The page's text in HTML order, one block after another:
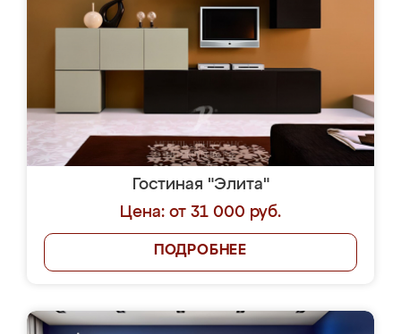
Гостиная "Элита"
Цена: от 31 000 руб.
ПОДРОБНЕЕ